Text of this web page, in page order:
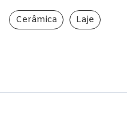
Cerâmica Laje